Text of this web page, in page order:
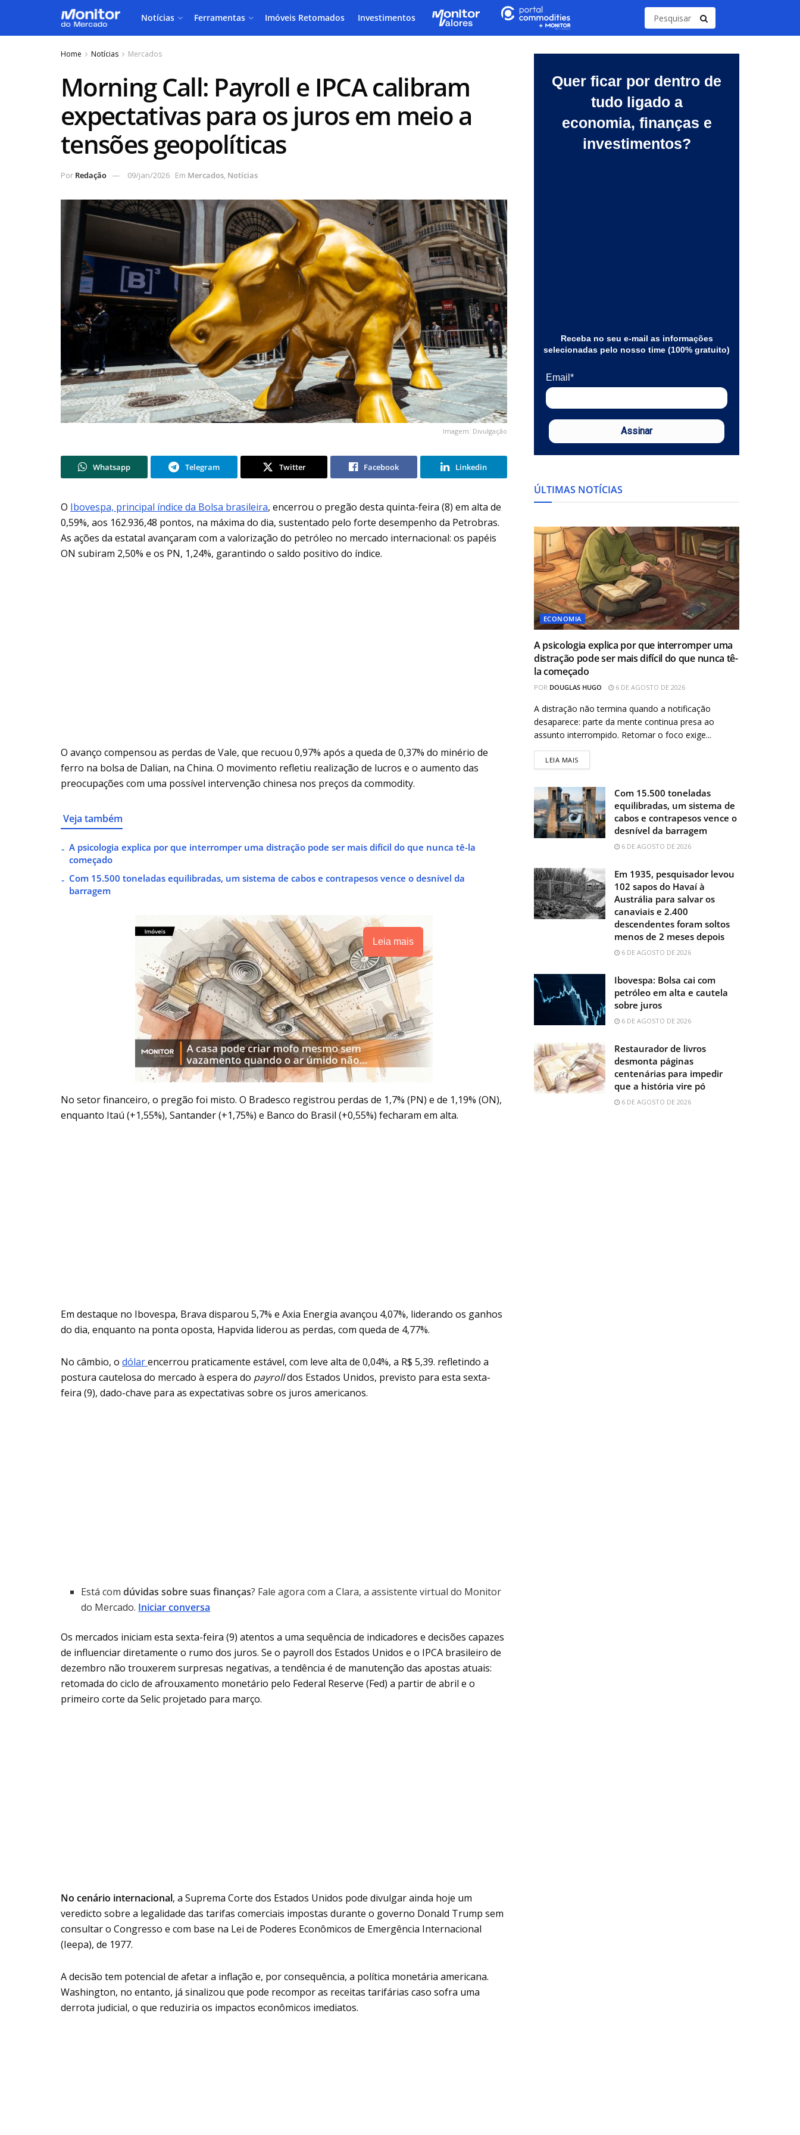
Notícias Ferramentas Imóveis Retomados Investimentos
Home Notícias Mercados
Morning Call: Payroll e IPCA calibram
expectativas para os juros em meio a
tensões geopolíticas
Por Redação 09/jan/2026 Em Mercados, Notícias
Imagem: Divulgação
Whatsapp Telegram Twitter Facebook Linkedin
O Ibovespa, principal índice da Bolsa brasileira, encerrou o pregão desta quinta-feira (8) em alta de
0,59%, aos 162.936,48 pontos, na máxima do dia, sustentado pelo forte desempenho da Petrobras.
As ações da estatal avançaram com a valorização do petróleo no mercado internacional: os papéis
ON subiram 2,50% e os PN, 1,24%, garantindo o saldo positivo do índice.
O avanço compensou as perdas de Vale, que recuou 0,97% após a queda de 0,37% do minério de
ferro na bolsa de Dalian, na China. O movimento refletiu realização de lucros e o aumento das
preocupações com uma possível intervenção chinesa nos preços da commodity.
Veja também
A psicologia explica por que interromper uma distração pode ser mais difícil do que nunca tê-la
começado
Com 15.500 toneladas equilibradas, um sistema de cabos e contrapesos vence o desnível da
barragem
Leia mais
No setor financeiro, o pregão foi misto. O Bradesco registrou perdas de 1,7% (PN) e de 1,19% (ON),
enquanto Itaú (+1,55%), Santander (+1,75%) e Banco do Brasil (+0,55%) fecharam em alta.
Em destaque no Ibovespa, Brava disparou 5,7% e Axia Energia avançou 4,07%, liderando os ganhos
do dia, enquanto na ponta oposta, Hapvida liderou as perdas, com queda de 4,77%.
No câmbio, o dólarencerrou praticamente estável, com leve alta de 0,04%, a R$ 5,39. refletindo a
postura cautelosa do mercado à espera do payrolldos Estados Unidos, previsto para esta sexta-
feira (9), dado-chave para as expectativas sobre os juros americanos.
Está comdúvidas sobre suas finanças? Fale agora com a Clara, a assistente virtual do Monitor
do Mercado. Iniciar conversa
Os mercados iniciam esta sexta-feira (9) atentos a uma sequência de indicadores e decisões capazes
de influenciar diretamente o rumo dos juros. Se o payroll dos Estados Unidos e o IPCA brasileiro de
dezembro não trouxerem surpresas negativas, a tendência é de manutenção das apostas atuais:
retomada do ciclo de afrouxamento monetário pelo Federal Reserve (Fed) a partir de abril e o
primeiro corte da Selic projetado para março.
No cenário internacional, a Suprema Corte dos Estados Unidos pode divulgar ainda hoje um
veredicto sobre a legalidade das tarifas comerciais impostas durante o governo Donald Trump sem
consultar o Congresso e com base na Lei de Poderes Econômicos de Emergência Internacional
(Ieepa), de 1977.
A decisão tem potencial de afetar a inflação e, por consequência, a política monetária americana.
Washington, no entanto, já sinalizou que pode recompor as receitas tarifárias caso sofra uma
derrota judicial, o que reduziria os impactos econômicos imediatos.
Quer ficar por dentro de
tudo ligado a
economia, finanças e
investimentos?
Receba no seu e-mail as informações
selecionadas pelo nosso time (100% gratuito)
Email*
Assinar
ÚLTIMAS NOTÍCIAS
ECONOMIA
A psicologia explica por que interromper uma
distração pode ser mais difícil do que nunca tê-
la começado
POR DOUGLAS HUGO 6 DE AGOSTO DE 2026
A distração não termina quando a notificação
desaparece: parte da mente continua presa ao
assunto interrompido. Retomar o foco exige...
LEIA MAIS
Com 15.500 toneladas
equilibradas, um sistema de
cabos e contrapesos vence o
desnível da barragem
6 DE AGOSTO DE 2026
Em 1935, pesquisador levou
102 sapos do Havaí à
Austrália para salvar os
canaviais e 2.400
descendentes foram soltos
menos de 2 meses depois
6 DE AGOSTO DE 2026
Ibovespa: Bolsa cai com
petróleo em alta e cautela
sobre juros
6 DE AGOSTO DE 2026
Restaurador de livros
desmonta páginas
centenárias para impedir
que a história vire pó
6 DE AGOSTO DE 2026